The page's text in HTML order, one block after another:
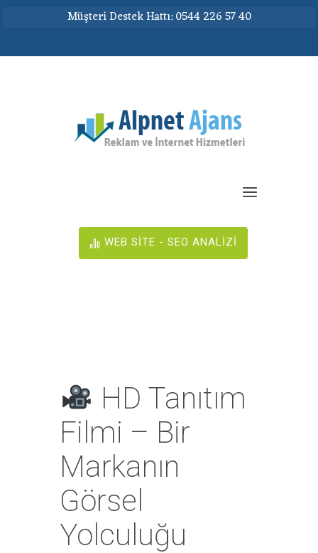
Müşteri Destek Hattı: 0544 226 57 40
WEB SİTE - SEO ANALİZİ
HD Tanıtım
Filmi – Bir
Markanın
Görsel
Yolculuğu